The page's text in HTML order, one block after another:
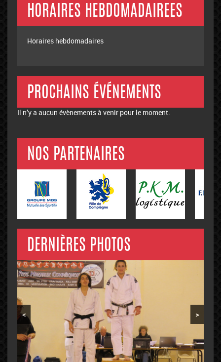
HORAIRES HEBDOMADAIREES
Horaires hebdomadaires
PROCHAINS ÉVÉNEMENTS
Il n’y a aucun évènements à venir pour le moment.
NOS PARTENAIRES
DERNIÈRES PHOTOS
< >
ADMINISTRATION DU SITE
Administrateur :Akim Bahmed, Président du Club.
Editeur :
Jean-Pierre Collas, Chargé de la
communication.